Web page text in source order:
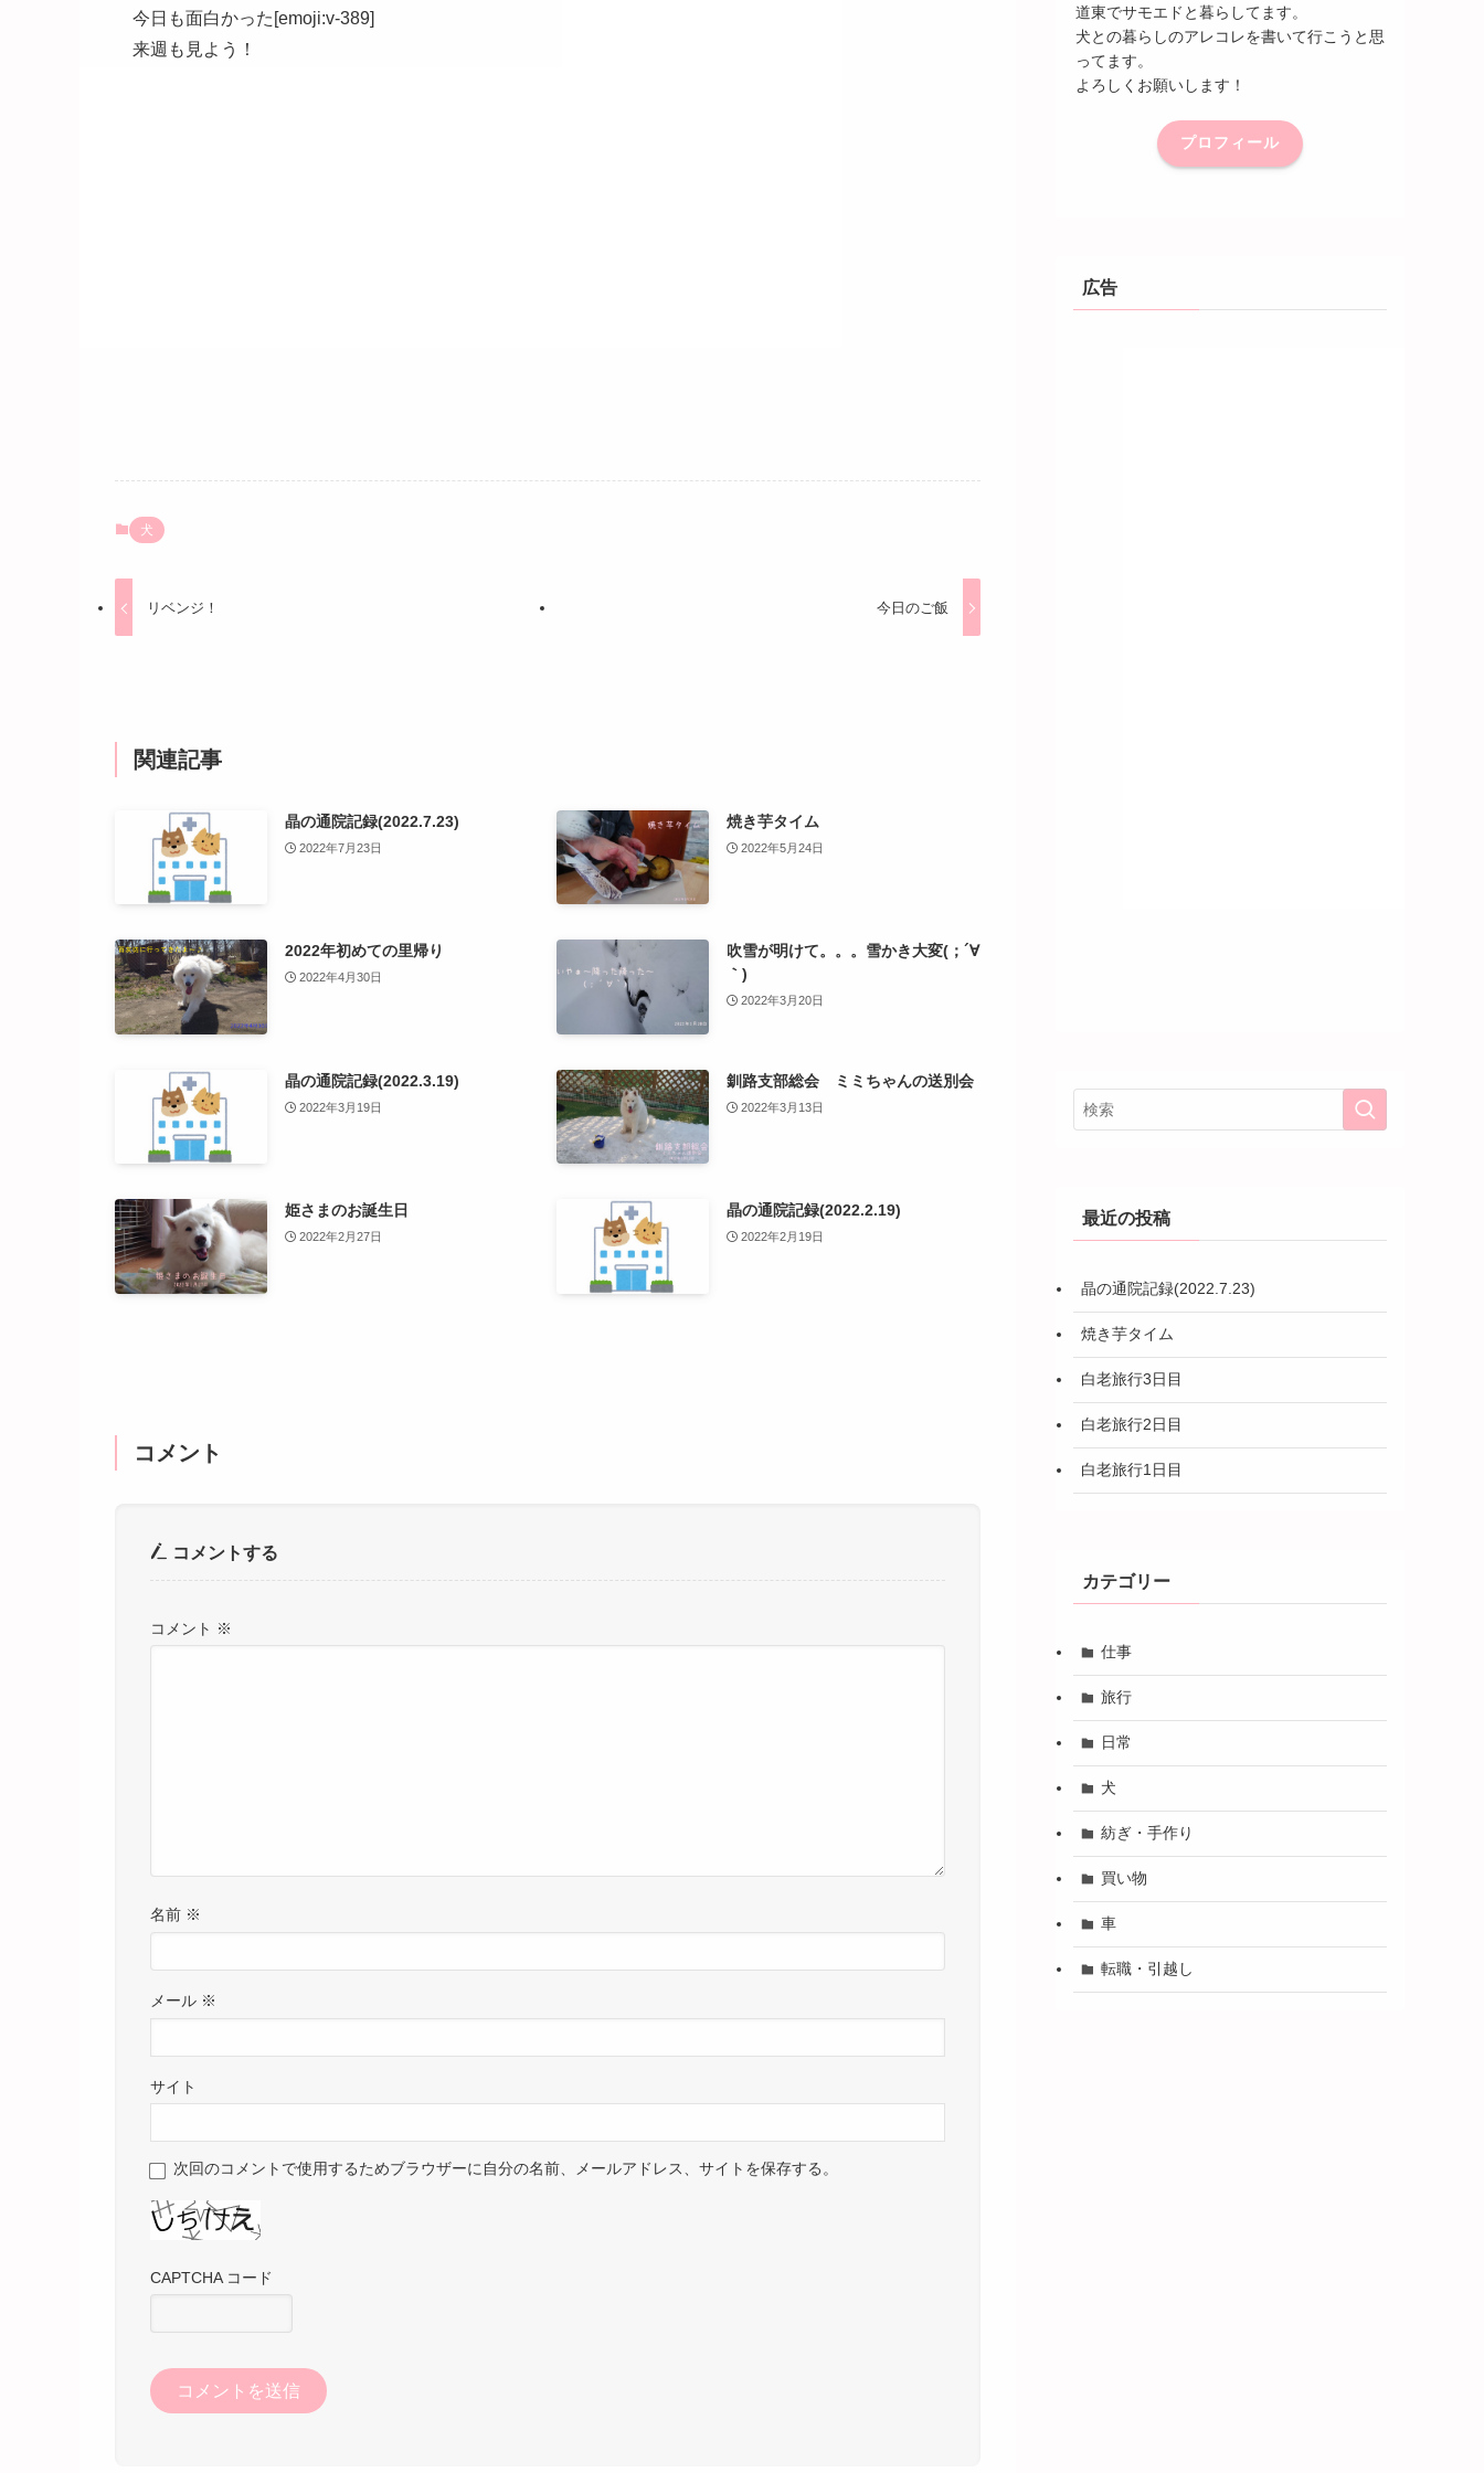
今日も面白かった[emoji:v-389]
来週も見よう！
犬
リベンジ！ 今日のご飯
関連記事
晶の通院記録(2022.7.23)
2022年7月23日
焼き芋タイム
2022年5月24日
2022年初めての里帰り
2022年4月30日
吹雪が明けて。。。雪かき大変(；´∀
｀)
2022年3月20日
晶の通院記録(2022.3.19)
2022年3月19日
釧路支部総会 ミミちゃんの送別会
2022年3月13日
姫さまのお誕生日
2022年2月27日
晶の通院記録(2022.2.19)
2022年2月19日
コメント
コメントする
コメント ※
名前 ※
メール ※
サイト
次回のコメントで使用するためブラウザーに自分の名前、メールアドレス、サイトを保存する。
CAPTCHA コード
道東でサモエドと暮らしてます。
犬との暮らしのアレコレを書いて行こうと思
ってます。
よろしくお願いします！
プロフィール
広告
最近の投稿
晶の通院記録(2022.7.23)
焼き芋タイム
白老旅行3日目
白老旅行2日目
白老旅行1日目
カテゴリー
仕事
旅行
日常
犬
紡ぎ・手作り
買い物
車
転職・引越し